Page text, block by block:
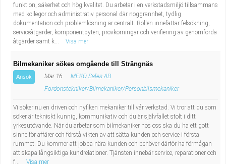
funktion, säkerhet och hög kvalitet. Du arbetar i en verkstadsmiljö tillsammans
med kollegor och administrativ personal där noggrannhet, tydlig
dokumentation och problemlösning är centralt. Rollen innefattar felsökning,
serviceåtgärder, komponentbyten, provkörningar och verifiering av genomförda
åtgärder samt k...
Visa mer
Bilmekaniker sökes omgående till Strängnäs
Ansök Mar 16
MEKO Sales AB
Fordonstekniker/Bilmekaniker/Personbilsmekaniker
Vi söker nu en driven och nyfiken mekaniker till vår verkstad. Vi tror att du som
söker är tekniskt kunnig, kommunikativ och du är självfallet stolt i ditt
yrkesutövande. När du arbetar som bilmekaniker hos oss ska du ha ett gott
sinne för affärer och förstå vikten av att sätta kunden och service i första
rummet. Du kommer att jobba nära kunden och behöver därför ha förmågan
att skapa långsiktiga kundrelationer. Tjänsten innebär service, reparationer och
f...
Visa mer